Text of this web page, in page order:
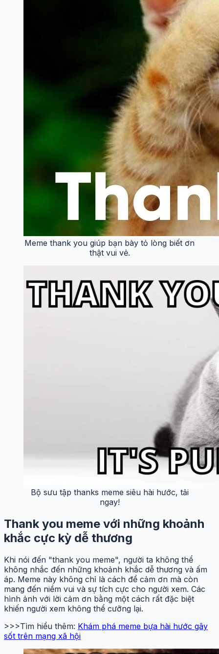
Meme thank you giúp bạn bày tỏ lòng biết ơn
thật vui vẻ.
Bộ sưu tập thanks meme siêu hài hước, tải
ngay!
Thank you meme với những khoảnh
khắc cực kỳ dễ thương
Khi nói đến "thank you meme", người ta không thể
không nhắc đến những khoảnh khắc dễ thương và ấm
áp. Meme này không chỉ là cách để cảm ơn mà còn
mang đến niềm vui và sự tích cực cho người xem. Các
hình ảnh với lời cảm ơn bằng một cách rất đặc biệt
khiến người xem không thể cưỡng lại.
>>>Tìm hiểu thêm: Khám phá meme bựa hài hước gây
sốt trên mạng xã hội